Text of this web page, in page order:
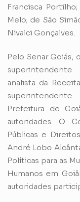
Francisca
Melo; de São
Nivalci Gonçalves.
Pelo Senar Goiás,
analista da
Prefeitura de
autoridades. O
Públicas e
André Lobo
Políticas para as
Humanos em
autoridades